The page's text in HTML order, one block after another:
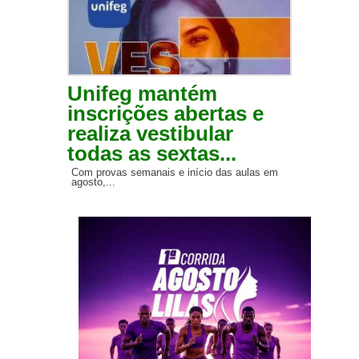
Unifeg mantém
inscrições abertas e
realiza vestibular
todas as sextas...
Com provas semanais e início das aulas em
agosto,...